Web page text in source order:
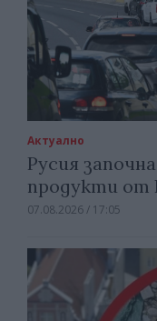
Актуално
Русия
продукти от
07.08.2026 / 17:05